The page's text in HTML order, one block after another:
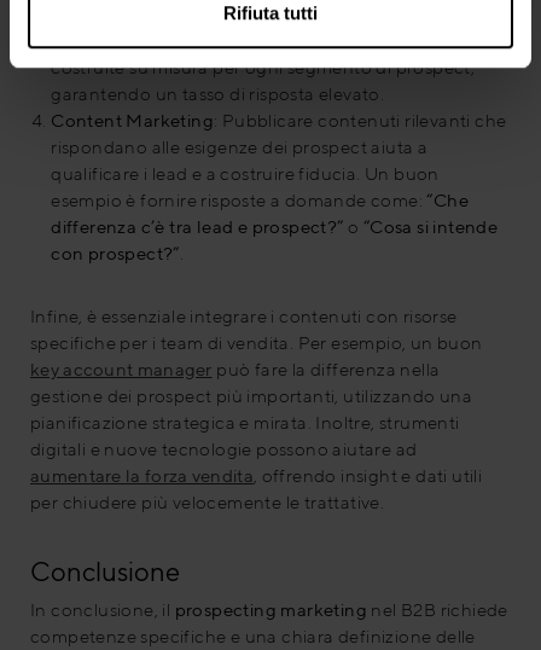
Rifiuta tutti
mirate può essere una delle tecniche di
costruite su misura per ogni segmento di prospect,
garantendo un tasso di risposta elevato.
Content Marketing: Pubblicare contenuti rilevanti che
rispondano alle esigenze dei prospect aiuta a
qualificare i lead e a costruire fiducia. Un buon
esempio è fornire risposte a domande come: “Che
differenza c’è tra lead e prospect?” o “Cosa si intende
con prospect?”
Infine, è essenziale integrare i contenuti con risorse
specifiche per i team di vendita. Per esempio, un buon
key account manager può fare la differenza nella
gestione dei prospect più importanti, utilizzando una
pianificazione strategica e mirata. Inoltre, strumenti
digitali e nuove tecnologie possono aiutare ad
aumentare la forza vendita , offrendo insight e dati utili
per chiudere più velocemente le trattative.
Conclusione
In conclusione, il prospecting marketing nel B2B richiede
competenze specifiche e una chiara definizione delle